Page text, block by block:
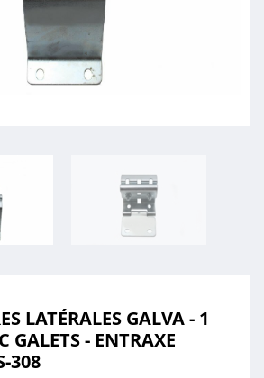
LATÉRALES GALVA - 1
GALETS - ENTRAXE
308